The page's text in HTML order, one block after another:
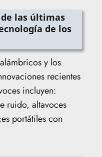
de las últimas
de los
y los
recientes
incluyen:
ruido, altavoces
portátiles con